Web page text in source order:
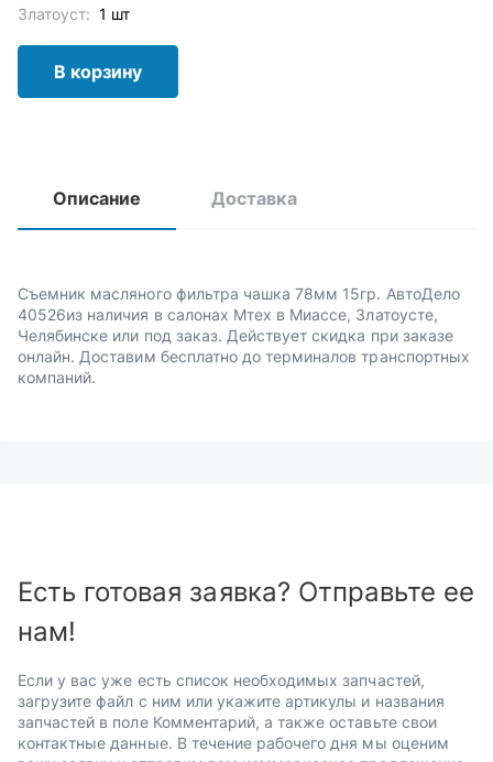
Златоуст: 1 шт
В корзину
Описание Доставка
Съемник масляного фильтра чашка 78мм 15гр. АвтоДело
40526из наличия в салонах Мтех в Миассе, Златоусте,
Челябинске или под заказ. Действует скидка при заказе
онлайн. Доставим бесплатно до терминалов транспортных
компаний.
Есть готовая заявка? Отправьте ее
нам!
Если у вас уже есть список необходимых запчастей,
загрузите файл с ним или укажите артикулы и названия
запчастей в поле Комментарий, а также оставьте свои
контактные данные. В течение рабочего дня мы оценим